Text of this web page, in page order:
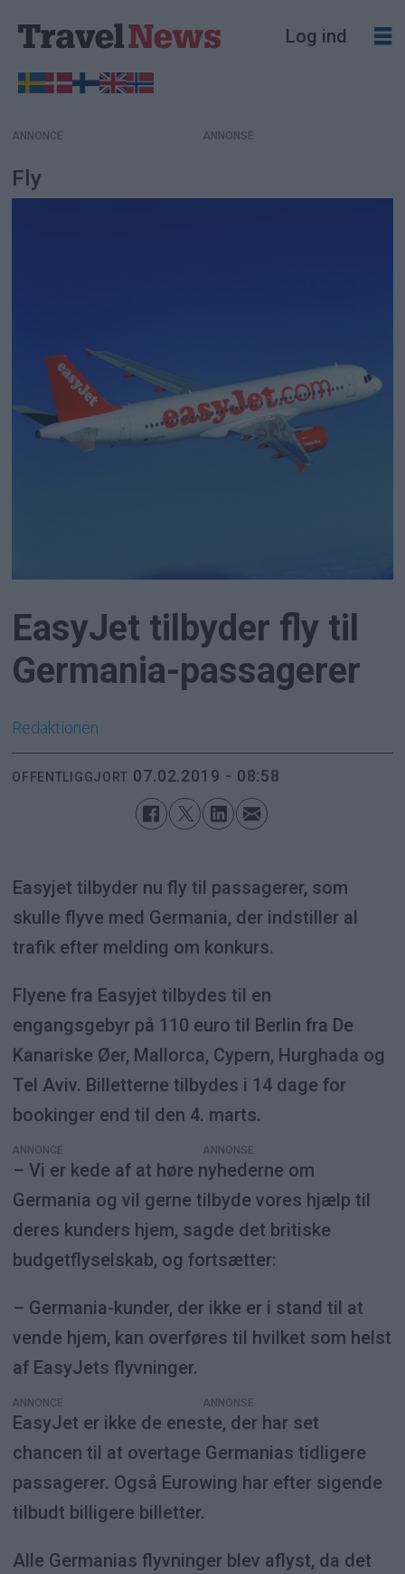
Log ind
ANNONCE
Fly
EasyJet tilbyder fly til
Germania-passagerer
Redaktionen
OFFENTLIGGJORT 07.02.2019 - 08:58
Easyjet tilbyder nu fly til passagerer, som
skulle flyve med Germania, der indstiller al
trafik efter melding om konkurs.
Flyene fra Easyjet tilbydes til en
engangsgebyr på 110 euro til Berlin fra De
Kanariske Øer, Mallorca, Cypern, Hurghada og
Tel Aviv. Billetterne tilbydes i 14 dage for
bookinger end til den 4. marts.
ANNONCE
– Vi er kede af at høre nyhederne om
Germania og vil gerne tilbyde vores hjælp til
deres kunders hjem, sagde det britiske
budgetflyselskab, og fortsætter:
– Germania-kunder, der ikke er i stand til at
vende hjem, kan overføres til hvilket som helst
af EasyJets flyvninger.
ANNONCE
EasyJet er ikke de eneste, der har set
chancen til at overtage Germanias tidligere
passagerer. Også Eurowing har efter sigende
tilbudt billigere billetter.
Alle Germanias flyvninger blev aflyst, da det